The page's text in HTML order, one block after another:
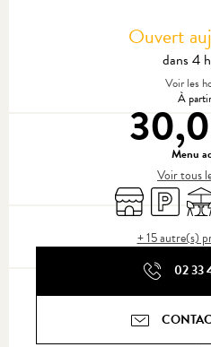
Ouvert
dans 4
Voir les
À
Menu
Voir tous
BoutiqueParking
+ 15 autre(s)
02 33